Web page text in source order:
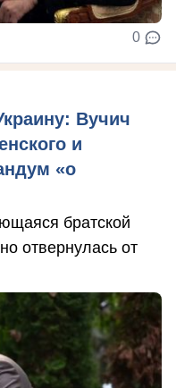
0
Вучич
и
«о
братской
отвернулась от